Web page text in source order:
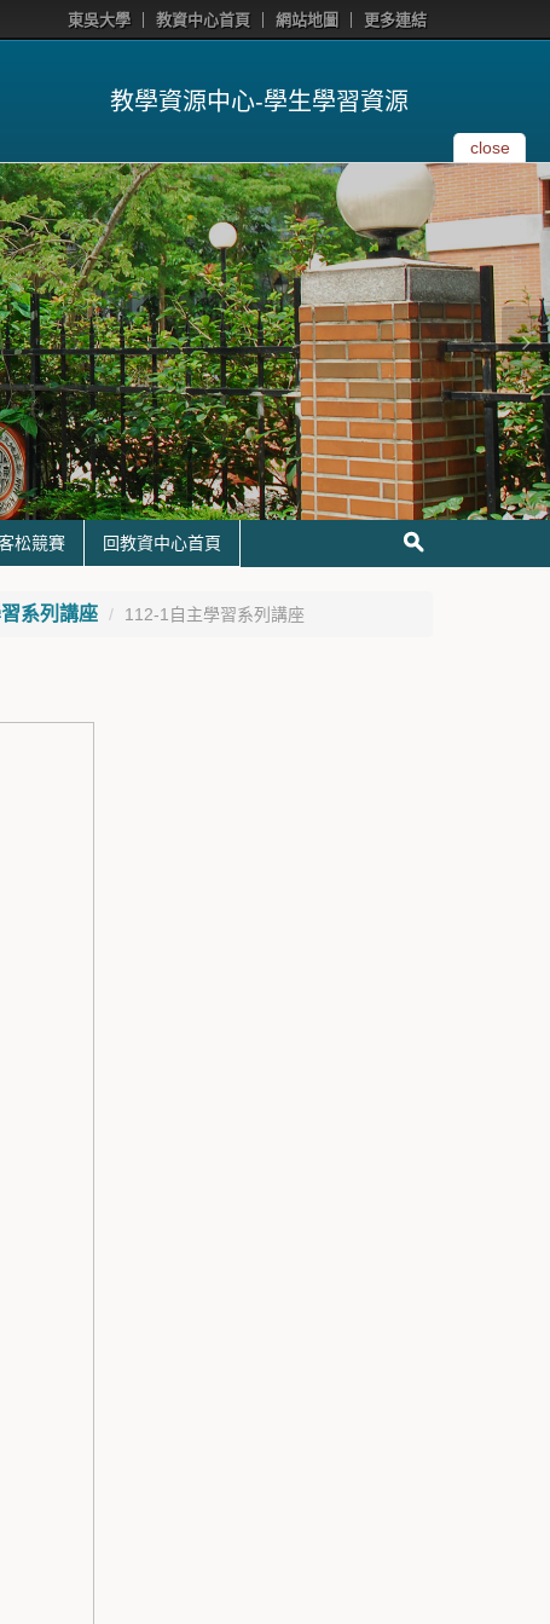
東吳大學 教資中心首頁 網站地圖 更多連結
教學資源中心-學生學習資源
close
松競賽 回教資中心首頁
系列講座 112-1自主學習系列講座